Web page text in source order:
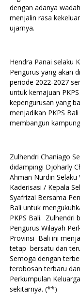
dengan adanya
menjalin rasa
ujarnya.
Hendra Panai selaku
Pengurus yang akan
periode 2022-2027
untuk kemajuan
kepengurusan yang
menjadikan PKPS
membangun
Zulhendri Chaniago
didampingi Djoharly
Ahman Nurdin Selaku
Kaderisasi / Kepala
Syafrizal Bersama
Bali untuk
PKPS Bali. Zulhendri
Pengurus Wilayah
Provinsi Bali ini
tetap bersatu dan
Semoga dengan
terobosan terbaru
Perkumpulan
sekitarnya. (**)